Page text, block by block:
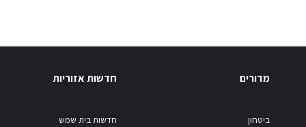
מדורים
ביטחון
חדשות אזוריות
חדשות בית שמש